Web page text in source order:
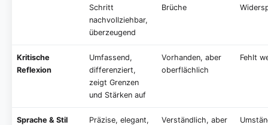
Schritt
nachvollziehbar,
überzeugend
Brüche
Kritische
Reflexion
Umfassend,
differenziert,
zeigt Grenzen
und Stärken auf
Vorhanden, aber
oberflächlich
Fehlt
Sprache & Stil
Präzise, elegant,
Verständlich, aber